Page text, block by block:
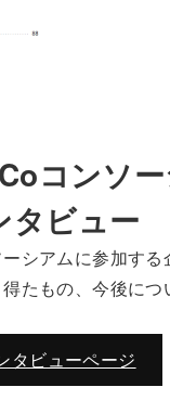
コンソ
タビュー
シアムに参加す
得たもの、今後に
タビューページ